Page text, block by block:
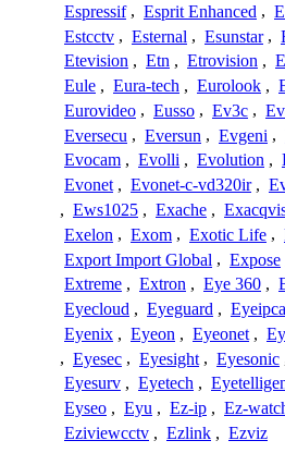
Espressif , Esprit Enhanced ,
Estcctv , Esternal , Esunstar ,
Etevision , Etn , Etrovision ,
Eule , Eura-tech , Eurolook ,
Eurovideo , Eusso , Ev3c ,
Eversecu , Eversun , Evgeni ,
Evocam , Evolli , Evolution ,
Evonet , Evonet-c-vd320ir ,
, Ews1025 , Exache ,
Exelon , Exom , Exotic Life ,
Export Import Global , Expose
Extreme , Extron , Eye 360 ,
Eyecloud , Eyeguard ,
Eyenix , Eyeon , Eyeonet ,
, Eyesec , Eyesight , Eyesonic
Eyesurv , Eyetech ,
Eyseo , Eyu , Ez-ip , Ez-
Eziviewcctv , Ezlink , Ezviz